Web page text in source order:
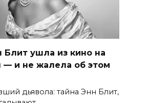
Блит ушла из кино на
— и не жалела об этом
дьявола: тайна Энн Блит,